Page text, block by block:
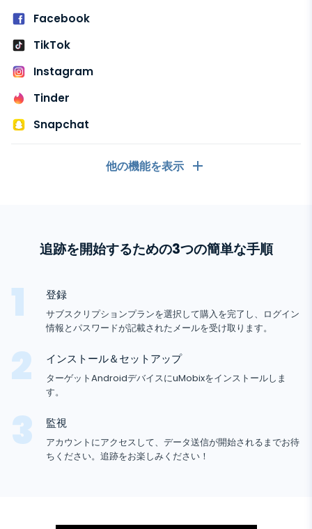
キーロガー
通知
Facebookメッセンジャー
Zoom
Viber
Telegram
Wechat
Facebook
Instagram
Snapchat
Tik tok
Tinder
写真とビデオのトラッカー
インターネット
ブラウザの履歴
Facebook
TikTok
Instagram
Tinder
Snapchat
他の機能を表示
テキストメッセージ
GPS位置
キーロガー
通知
メッセージングアプリ
WhatsApp
Facebookメッセンジャー
Zoom
Viber
Telegram
Wechat
ソーシャルメディア
ソーシャルメディア
Instagram
Snapchat
Tik tok
Tinder
メディア
写真とビデオのトラッカー
インターネット
ブラウザの履歴
追跡を開始するための3つの簡単な手順
登録
サブスクリプションプランを選択して購入を完了し、ログイン
情報とパスワードが記載されたメールを受け取ります。
インストール＆セットアップ
ターゲットAndroidデバイスにuMobixをインストールしま
す。
監視
アカウントにアクセスして、データ送信が開始されるまでお待
ちください。追跡をお楽しみください！